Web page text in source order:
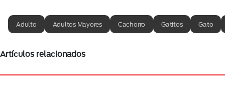
Adulto Adultos Mayores Cachorro Gatitos Gato
Artículos relacionados